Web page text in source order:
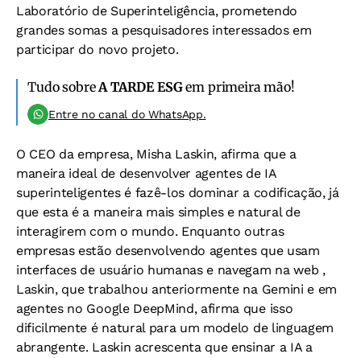
Laboratório de Superinteligência, prometendo
grandes somas a pesquisadores interessados em
participar do novo projeto.
Tudo sobreA TARDE ESGem primeira mão!
Entre no canal do WhatsApp.
O CEO da empresa, Misha Laskin, afirma que a
maneira ideal de desenvolver agentes de IA
superinteligentes é fazê-los dominar a codificação, já
que esta é a maneira mais simples e natural de
interagirem com o mundo. Enquanto outras
empresas estão desenvolvendo agentes que usam
interfaces de usuário humanas e navegam na web ,
Laskin, que trabalhou anteriormente na Gemini e em
agentes no Google DeepMind, afirma que isso
dificilmente é natural para um modelo de linguagem
abrangente. Laskin acrescenta que ensinar a IA a